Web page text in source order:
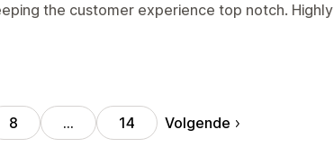
the customer experience top notch. Highly
8 … 14 Volgende